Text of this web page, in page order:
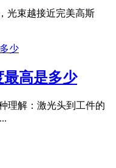
光束越接近完美高斯
高是多少
理解：激光头到工件的